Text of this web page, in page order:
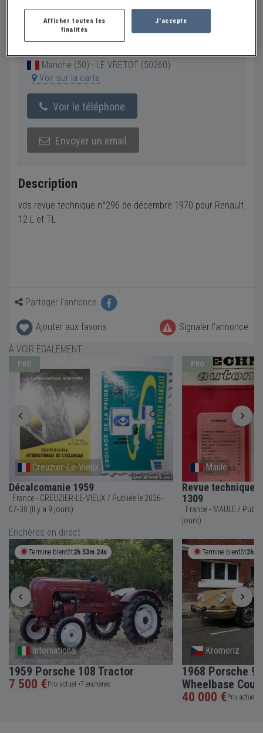
15 €
Vendeur Particulier
Manche (50) - LE VRETOT (50260)
Voir sur la carte
Voir le téléphone
Envoyer un email
Description
vds revue technique n°296 de décembre 1970 pour Renault
12 L et TL
Partager l'annonce
Ajouter aux favoris
Signaler l'annonce
À VOIR ÉGALEMENT
PRO
Creuzier-Le-Vieux
Décalcomanie 1959
France - CREUZIER-LE-VIEUX / Publiée le 2026-
07-30 (Il y a 9 jours)
PRO
Maule
Revue technique
1309
France - MAULE / Publiée le 2026-07-24 (Il y a 15
jours)
Enchères en direct
Termine bientôt2h 53m 24s
International
1959 Porsche 108 Tractor
7 500 € Prix actuel •7 enchères
Termine bientôt3h
Kromeriz
1968 Porsche
Wheelbase
40 000 € Prix actuel •
Afficher toutes les
finalités
J'accepte